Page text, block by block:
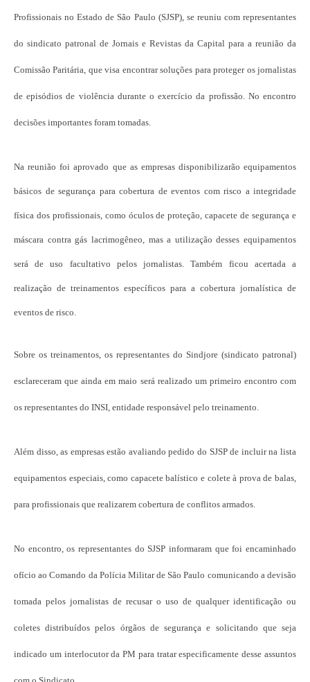
Profissionais no Estado de São Paulo (SJSP), se reuniu com representantes
do sindicato patronal de Jornais e Revistas da Capital para a reunião da
Comissão Paritária, que visa encontrar soluções para proteger os jornalistas
de episódios de violência durante o exercício da profissão. No encontro
decisões importantes foram tomadas.
Na reunião foi aprovado que as empresas disponibilizarão equipamentos
básicos de segurança para cobertura de eventos com risco a integridade
física dos profissionais, como óculos de proteção, capacete de segurança e
máscara contra gás lacrimogêneo, mas a utilização desses equipamentos
será de uso facultativo pelos jornalistas. Também ficou acertada a
realização de treinamentos específicos para a cobertura jornalística de
eventos de risco.
Sobre os treinamentos, os representantes do Sindjore (sindicato patronal)
esclareceram que ainda em maio será realizado um primeiro encontro com
os representantes do INSI, entidade responsável pelo treinamento.
Além disso, as empresas estão avaliando pedido do SJSP de incluir na lista
equipamentos especiais, como capacete balístico e colete à prova de balas,
para profissionais que realizarem cobertura de conflitos armados.
No encontro, os representantes do SJSP informaram que foi encaminhado
ofício ao Comando da Polícia Militar de São Paulo comunicando a devisão
tomada pelos jornalistas de recusar o uso de qualquer identificação ou
coletes distribuídos pelos órgãos de segurança e solicitando que seja
indicado um interlocutor da PM para tratar especificamente desse assuntos